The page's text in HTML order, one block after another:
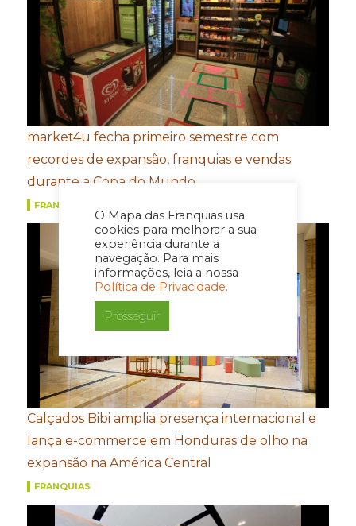
O Mapa das Franquias usa
cookies para melhorar a sua
experiência durante a
navegação. Para mais
informações, leia a nossa
Política de Privacidade.
Prosseguir
market4u fecha primeiro semestre com
recordes de expansão, franquias e vendas
durante a Copa do Mundo
FRANQUIAS
Calçados Bibi amplia presença internacional e
lança e-commerce em Honduras de olho na
expansão na América Central
FRANQUIAS